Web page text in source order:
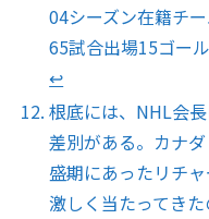
04シーズン在籍チ
65試合出場15ゴー
↩︎
根底には、NHL会
差別がある。カナ
盛期にあったリチ
激しく当たってき